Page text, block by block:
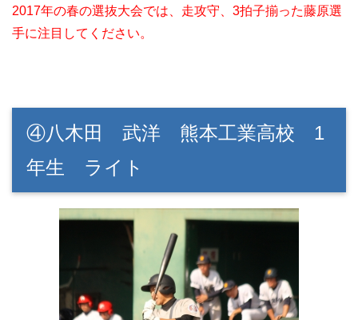
2017年の春の選抜大会では、走攻守、3拍子揃った藤原選
手に注目してください。
④八木田 武洋 熊本工業高校 1
年生 ライト